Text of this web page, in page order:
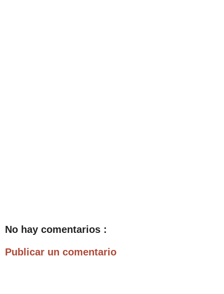
No hay comentarios :
Publicar un comentario